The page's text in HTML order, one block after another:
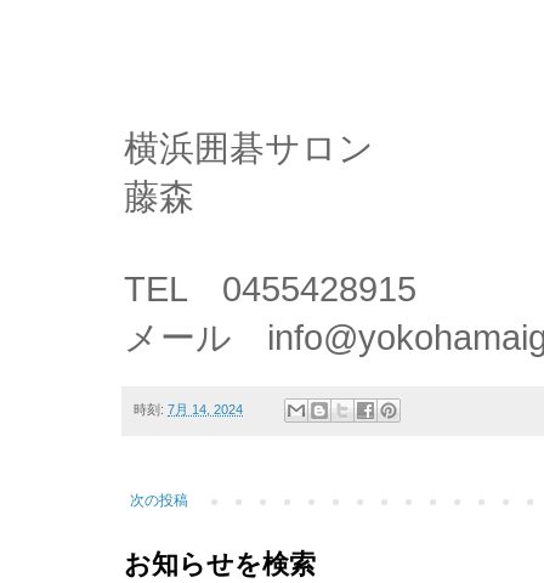
横浜囲碁サロン
藤森
TEL　0455428915
メール　
時刻: 7月 14, 2024
次の投稿
お知らせを検索